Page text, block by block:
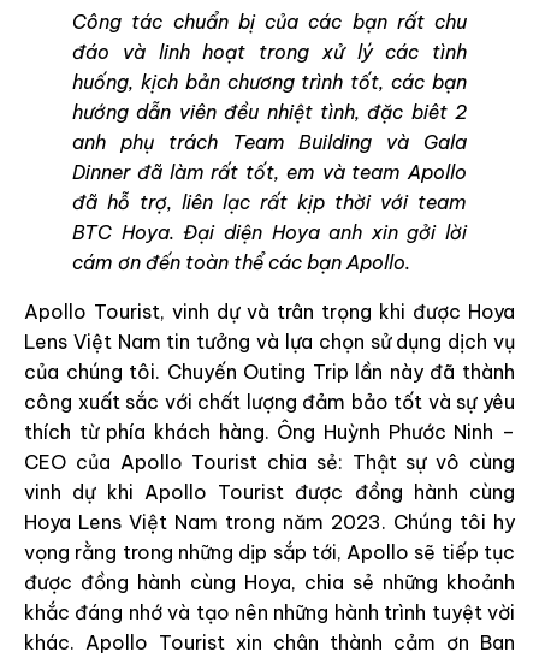
Công tác chuẩn bị của các bạn rất chu
đáo và linh hoạt trong xử lý các tình
huống, kịch bản chương trình tốt, các bạn
hướng dẫn viên đều nhiệt tình, đặc biêt 2
anh phụ trách Team Building và Gala
Dinner đã làm rất tốt, em và team Apollo
đã hỗ trợ, liên lạc rất kịp thời với team
BTC Hoya. Đại diện Hoya anh xin gởi lời
cám ơn đến toàn thể các bạn Apollo.
Apollo Tourist, vinh dự và trân trọng khi được Hoya
Lens Việt Nam tin tưởng và lựa chọn sử dụng dịch vụ
của chúng tôi. Chuyến Outing Trip lần này đã thành
công xuất sắc với chất lượng đảm bảo tốt và sự yêu
thích từ phía khách hàng. Ông Huỳnh Phước Ninh –
CEO của Apollo Tourist chia sẻ: Thật sự vô cùng
vinh dự khi Apollo Tourist được đồng hành cùng
Hoya Lens Việt Nam trong năm 2023. Chúng tôi hy
vọng rằng trong những dịp sắp tới, Apollo sẽ tiếp tục
được đồng hành cùng Hoya, chia sẻ những khoảnh
khắc đáng nhớ và tạo nên những hành trình tuyệt vời
khác. Apollo Tourist xin chân thành cảm ơn Ban